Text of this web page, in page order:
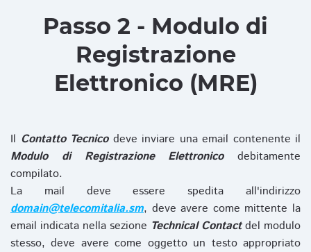
Passo 2 - Modulo di
Registrazione
Elettronico (MRE)
Il Contatto Tecnicodeve inviare una email contenente il
Modulo di Registrazione Elettronicodebitamente
compilato.
La mail deve essere spedita all'indirizzo
domain@telecomitalia.sm, deve avere come mittente la
email indicata nella sezione Technical Contactdel modulo
stesso, deve avere come oggetto un testo appropriato